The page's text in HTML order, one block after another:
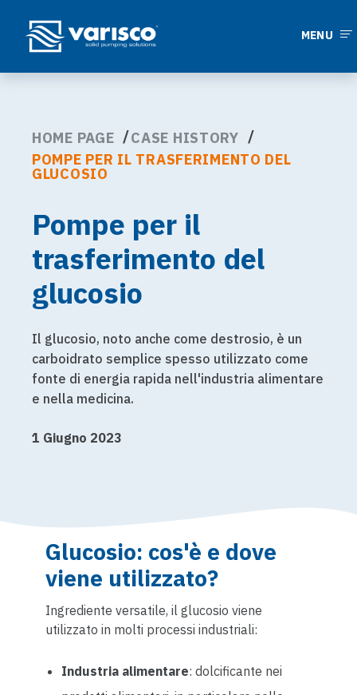
MENU
HOME PAGE
CASE HISTORY
POMPE PER IL TRASFERIMENTO DEL
GLUCOSIO
Pompe per il
trasferimento del
glucosio
Il glucosio, noto anche come destrosio, è un
carboidrato semplice spesso utilizzato come
fonte di energia rapida nell'industria alimentare
e nella medicina.
1 Giugno 2023
Glucosio: cos'è e dove
viene utilizzato?
Ingrediente versatile, il glucosio viene
utilizzato in molti processi industriali:
Industria alimentare: dolcificante nei